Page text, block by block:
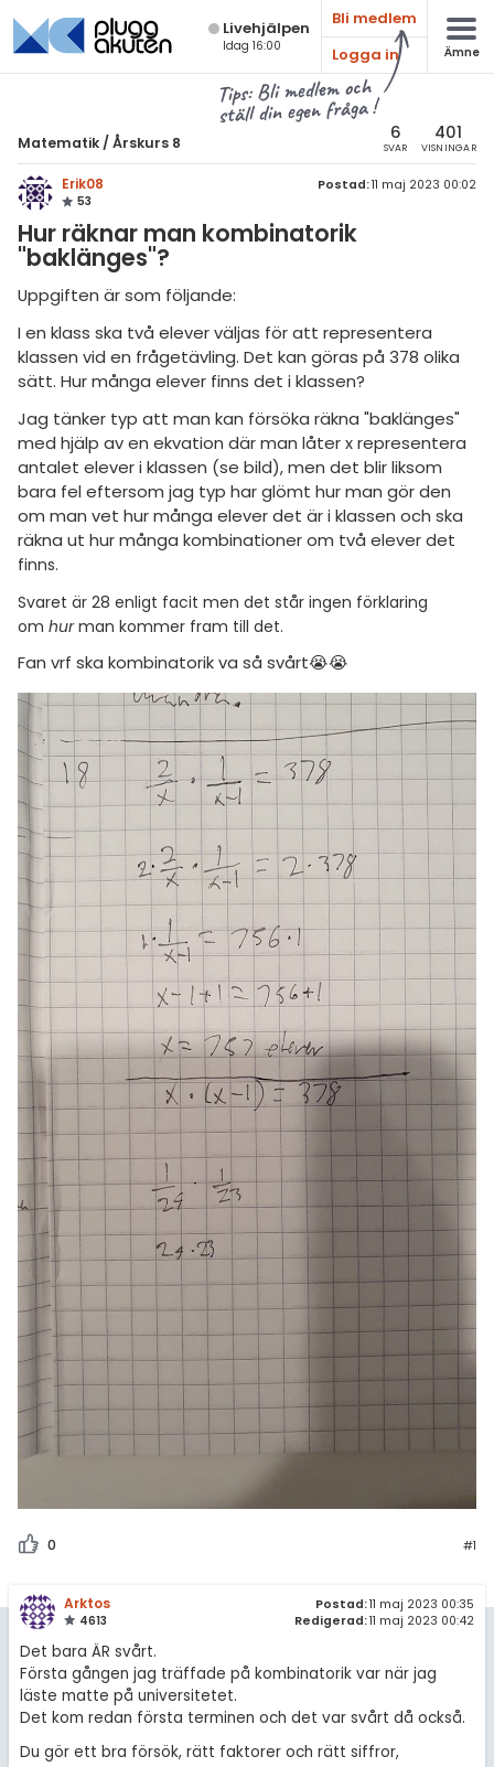
Live­hjälpen
Idag 16:00
Bli medlem
Logga in
Ämne
Tips: Bli medlem och
ställ din egen fråga !
Matematik /Årskurs 8 6
SVAR
401
VISNINGAR
Erik08
53
Postad:11 maj 2023 00:02
Hur räknar man kombinatorik
"baklänges"?
Uppgiften är som följande:
I en klass ska två elever väljas för att representera
klassen vid en frågetävling. Det kan göras på 378 olika
sätt. Hur många elever finns det i klassen?
Jag tänker typ att man kan försöka räkna "baklänges"
med hjälp av en ekvation där man låter x representera
antalet elever i klassen (se bild), men det blir liksom
bara fel eftersom jag typ har glömt hur man gör den
om man vet hur många elever det är i klassen och ska
räkna ut hur många kombinationer om två elever det
finns.
Svaret är 28 enligt facit men det står ingen förklaring
om hurman kommer fram till det.
Fan vrf ska kombinatorik va så svårt😭😭
0 #1
Arktos
4613
Postad:11 maj 2023 00:35
Redigerad:11 maj 2023 00:42
Det bara ÄR svårt.
Första gången jag träffade på kombinatorik var när jag
läste matte på universitetet.
Det kom redan första terminen och det var svårt då också.
Du gör ett bra försök, rätt faktorer och rätt siffror,
Alla ämnen
Matematik
Alla trådar
Matte 1
Matte 2
Matte 3
Matte 4
Matte 5
Inför högskolan
Högskoleprovet
MaFy (mattedelen)
Allmänna diskussioner
Livehjälpen
Topplistor
5 inloggade
Om Pluggakuten
Allmänna villkor
Cookie-inställningar
& Bygg
språk
ämnen
diskussioner